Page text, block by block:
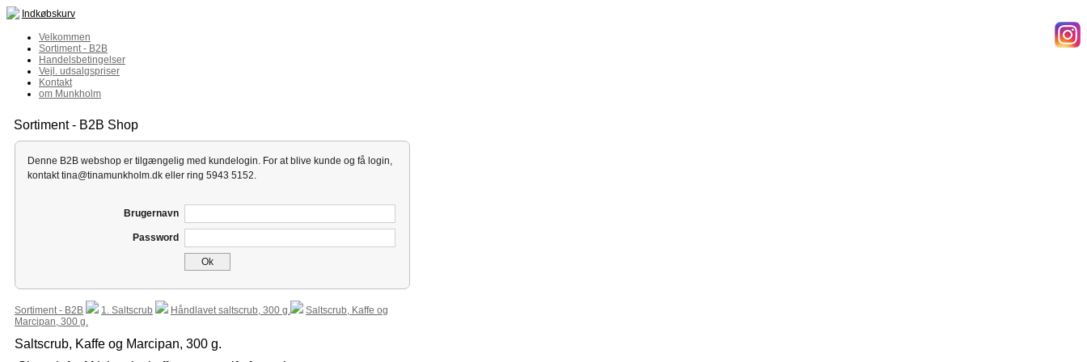
Indkøbskurv
Velkommen
Sortiment - B2B
Handelsbetingelser
Vejl. udsalgspriser
Kontakt
om Munkholm
Sortiment - B2B Shop
Denne B2B webshop er tilgængelig med kundelogin. For at blive kunde og få login,
kontakt tina@tinamunkholm.dk eller ring 5943 5152.
Brugernavn
Password
Ok
Sortiment - B2B 1. Saltscrub Håndlavet saltscrub, 300 g.
Saltscrub, Kaffe og
Marcipan, 300 g.
Saltscrub, Kaffe og Marcipan, 300 g.